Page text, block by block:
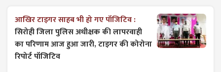
आखिर टाइगर साहब भी हो गए पॉजिटिव :
सिरोही जिला पुलिस अधीक्षक की लापरवाही
का परिणाम आज हुआ जारी, टाइगर की कोरोना
रिपोर्ट पॉजिटिव